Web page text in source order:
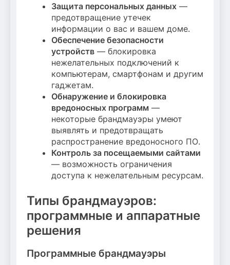
Защита персональных данных —
предотвращение утечек
информации о вас и вашем доме.
Обеспечение безопасности
устройств — блокировка
нежелательных подключений к
компьютерам, смартфонам и другим
гаджетам.
Обнаружение и блокировка
вредоносных программ —
некоторые брандмауэры умеют
выявлять и предотвращать
распространение вредоносного ПО.
Контроль за посещаемыми сайтами
— возможность ограничения
доступа к нежелательным ресурсам.
Типы брандмауэров:
программные и аппаратные
решения
Программные брандмауэры